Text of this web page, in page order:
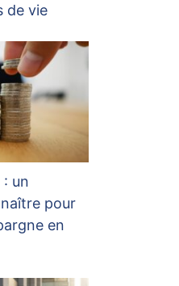
de vie
: un
pour
en